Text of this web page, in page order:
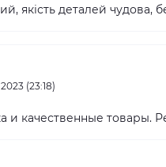
якість деталей чудова,
(23:18)
и качественные товары.